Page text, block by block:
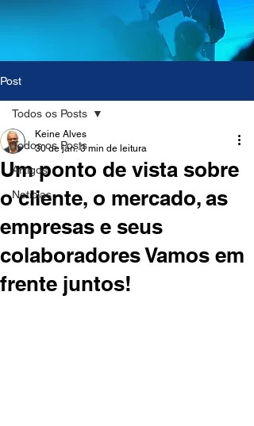
Post
Todos os Posts
Artigos
Notícias
Todos os Posts
Um ponto de vista sobre
o cliente, o mercado, as
empresas e seus
colaboradores Vamos em
frente juntos!
Keine Alves
30 de jan. 3 min de leitura